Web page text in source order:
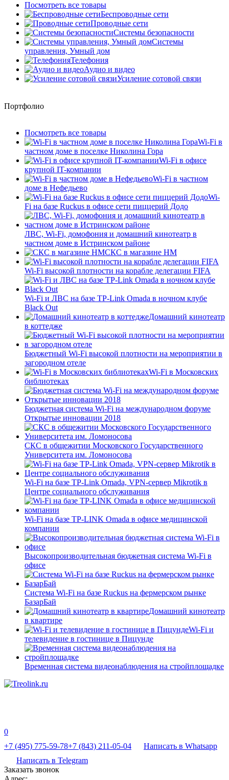
Посмотреть все товары
Беспроводные сети
Проводные сети
Системы безопасности
Системы
управления, Умный дом
Телефония
Аудио и видео
Усиление сотовой связи
Портфолио
Посмотреть все товары
Wi-Fi в
частном доме в поселке Николина Гора
Wi-Fi в офисе
крупной IT-компании
Wi-Fi в частном
доме в Нефедьево
Wi-
Fi на базе Ruckus в офисе сети пиццерий Додо
ЛВС, Wi-Fi, домофония и домашний кинотеатр в
частном доме в Истринском районе
СКС в магазине HM
Wi-Fi высокой плотности на корабле делегации FIFA
Wi-Fi и ЛВС на базе TP-Link Omada в ночном клубе
Black Out
Домашний кинотеатр
в коттедже
Бюджетный Wi-Fi высокой плотности на мероприятии в
загородном отеле
Wi-Fi в Московских
библиотеках
Бюджетная система Wi-Fi на международном форуме
Открытые инновации 2018
СКС в общежитии Московского Государственного
Университета им. Ломоносова
Wi-Fi на базе TP-Link Omada, VPN-сервер Mikrotik в
Центре социального обслуживания
Wi-Fi на базе TP-LINK Omada в офисе медицинской
компании
Высокопроизводительная бюджетная система Wi-Fi в
офисе
Система Wi-Fi на базе Ruckus на фермерском рынке
БазарБай
Домашний кинотеатр
в квартире
Wi-Fi и
телевидение в гостинице в Пицунде
Временная система видеонаблюдения на стройплощадке
0
+7 (495) 775-59-78+7 (843) 211-05-04
Написать в Whatsapp
Написать в Telegram
Заказать звонок